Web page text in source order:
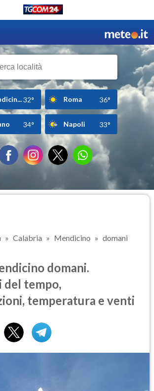
32° Roma 36°
34° Napoli 33°
Calabria Mendicino domani
domani.
del tempo,
temperatura e venti